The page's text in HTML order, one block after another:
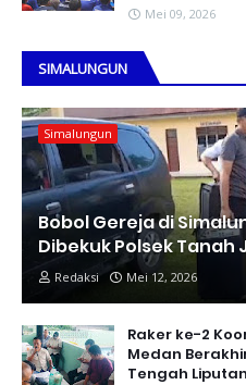
Mei 09, 2026
SIMALUNGUN
Simalungun
Bobol Gereja di
Dibekuk Polsek Tanah
Redaksi Mei 12, 2026
Raker ke-2
Medan
Tengah Liputan